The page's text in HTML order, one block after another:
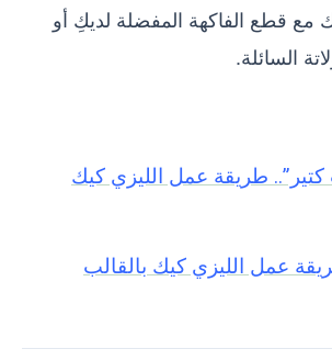
مع قطع الفاكهة المفضلة لديكِ أو
السائلة.
طريقة عمل الليزي كيك
عمل الليزي كيك بالقالب